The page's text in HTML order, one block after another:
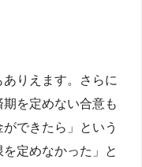
りえます。さらに
期を定めない合意も
できたら」という
定めなかった」と